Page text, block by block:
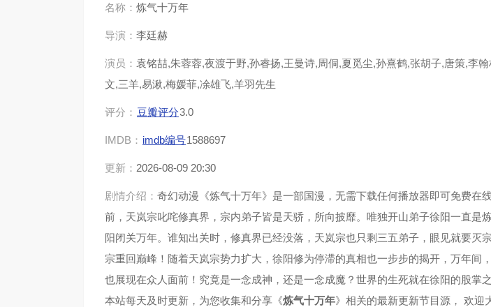
第33集
第37集 第38集 第39集
第41集
第45集
第53集 第54集 第55集
第57集 第58集 第59集
第61集 第62集 第63集
名称： 炼气十万年
导演： 李廷赫
演员： 袁铭喆,朱蓉蓉,夜渡于野,孙睿扬,王曼诗,周侗,夏觅尘,孙熹鹤,张胡子,唐策,李
文,三羊,易湫,梅媛菲,凃雄飞,羊羽先生
评分： 豆瓣评分3.0
IMDB： imdb编号1588697
更新： 2026-08-09 20:30
剧情介绍： 奇幻动漫《炼气十万年》是一部国漫，无需下载任何播放器即可免费在
前，天岚宗叱咤修真界，宗内弟子皆是天骄，所向披靡。唯独开山弟子徐阳一直是
阳闭关万年。谁知出关时，修真界已经没落，天岚宗也只剩三五弟子，眼见就要灭
宗重回巅峰！随着天岚宗势力扩大，徐阳修为停滞的真相也一步步的揭开，万年间
也展现在众人面前！究竟是一念成神，还是一念成魔？世界的生死就在徐阳的股掌之
本站每天及时更新，为您收集和分享《炼气十万年》相关的最新更新节目源， 欢迎